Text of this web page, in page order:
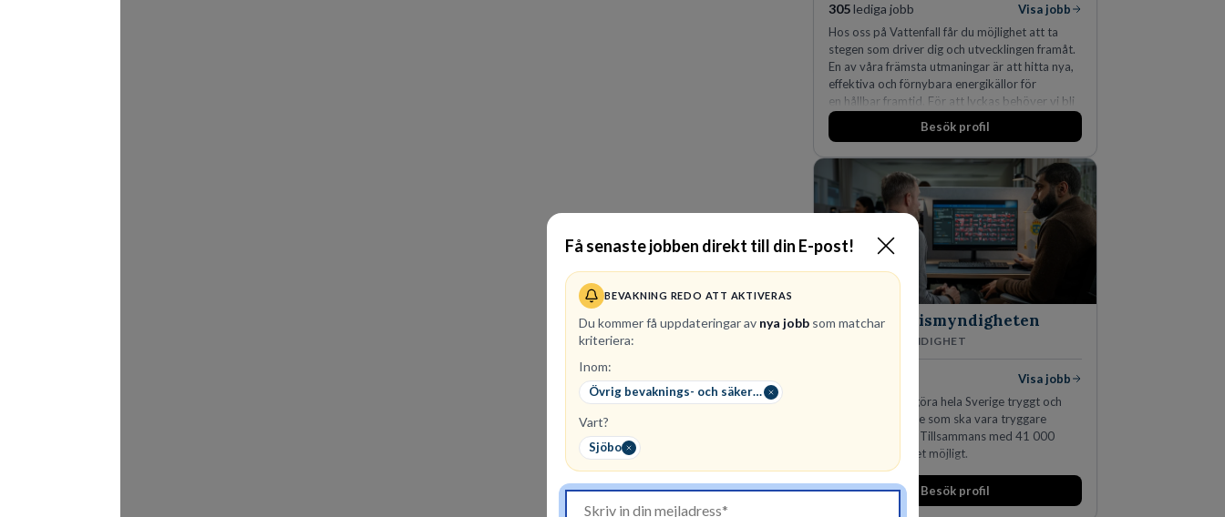
Få senaste jobben direkt till din E-post!
BEVAKNING REDO ATT AKTIVERAS
Du kommer få uppdateringar av nya jobb som matchar
kriteriera:
Inom:
Övrig bevaknings- och säkerhetspersonal
Vart?
Sjöbo
305lediga jobb
Visa jobb
Hos oss på Vattenfall får du möjlighet att ta
stegen som driver dig och utvecklingen framåt.
En av våra främsta utmaningar är att hitta nya,
effektiva och förnybara energikällor för
en hållbar framtid. För att lyckas behöver vi bli
fler medarbetare som vill göra skillnad.
Besök profil
Polismyndigheten
MYNDIGHET
Visa jobb
Ett uppdrag att göra hela Sverige tryggt och
säkert. Ett Sverige som ska vara tryggare
imorgon än idag. Tillsammans med 41 000
kollegor gör vi det möjligt.
Besök profil